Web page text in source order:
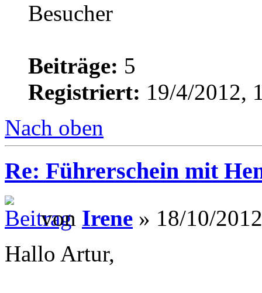
Beiträge: 5
Registriert: 19/4/2012,
Nach oben
Re: Führerschein mit
von Irene » 18/10/
Hallo Artur,